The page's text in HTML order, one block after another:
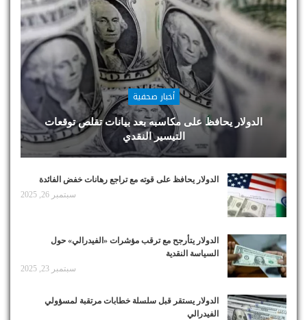
أخبار صحفية
الدولار يحافظ على مكاسبه بعد بيانات تقلص توقعات
التيسير النقدي
الدولار يحافظ على قوته مع تراجع رهانات خفض الفائدة
سبتمبر 26, 2025
الدولار يتأرجح مع ترقب مؤشرات «الفيدرالي» حول
السياسة النقدية
سبتمبر 23, 2025
الدولار يستقر قبل سلسلة خطابات مرتقبة لمسؤولي
الفيدرالي